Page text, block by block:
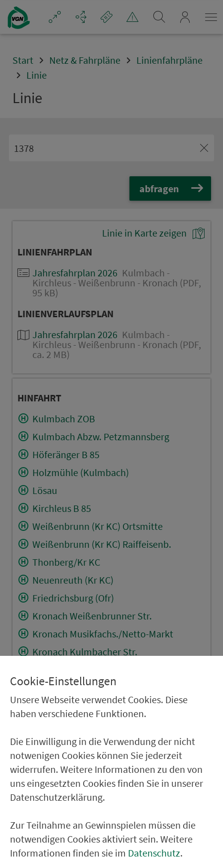
Navigation überspringen
Start Netz & Fahrpläne
Linienfahrpläne
Linie
Linie
abfragen
Linie in Karte zeigen
LINIENFAHRPLAN
Jahresfahrplan 2026 Kulmbach -
Kirchleus - Weißenbrunn - Kronach (PDF,
95 kB)
LINIENVERLAUFSPLAN
Jahresfahrplan 2026 Kulmbach -
Kirchleus - Weißenbrunn - Kronach (PDF,
ca. 2 MB)
HINFAHRT
Kulmbach ZOB
Kulmbach Abzw. Petzmannsberg
Höferänger B 85
Holzmühle (Kulmbach)
Lösau
Kirchleus B 85
Weißenbrunn (Kr KC) Ortsmitte
Weißenbrunn (Kr KC) Raiffeisenb.
Thonberg/Kr KC
Neuenreuth (Kr KC)
Friedrichsburg (Ofr)
Kronach Weißenbrunner Str.
Kronach Musikfachs./Netto-Markt
Kronach Kulmbacher Str.
Kronach Rodacher Str.
Kronach Marienplatz
Kronach Landratsamt
RÜCKFAHRT
Kronach Busbahnhof
Kronach Europabrücke / LGS
Kronach Rodacher Str.
Cookie-Einstellungen
Unsere Webseite verwendet Cookies. Diese
haben verschiedene Funktionen.
Die Einwilligung in die Verwendung der nicht
notwenigen Cookies können Sie jederzeit
widerrufen. Weitere Informationen zu den von
uns eingesetzten Cookies finden Sie in unserer
Datenschutzerklärung.
Zur Teilnahme an Gewinnspielen müssen die
notwendigen Cookies aktiviert sein. Weitere
Informationen finden sie im Datenschutz.